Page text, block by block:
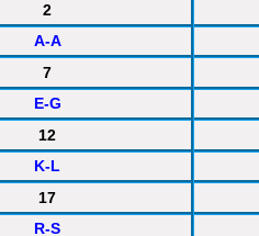
2
A-A
7
E-G
12
K-L
17
R-S